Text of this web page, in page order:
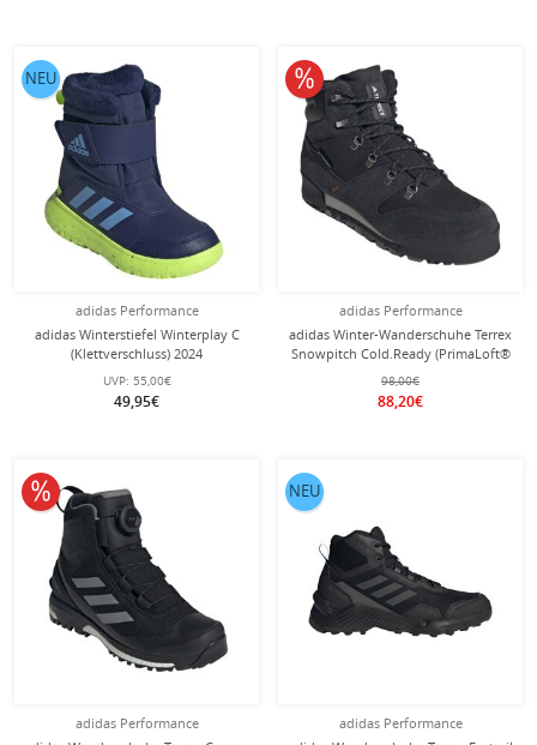
adidas Performance
adidas Winterstiefel Winterplay C
(Klettverschluss) 2024
dunkelblau/grün Kinder
UVP: 55,00€
49,95€
NEU
adidas Performance
adidas Winter-Wanderschuhe Terrex
Snowpitch Cold.Ready (PrimaLoft®
Isolation) schwarz Herren
98,00€
88,20€
10% reduziert
adidas Performance
10% reduziert
adidas Performance
NEU